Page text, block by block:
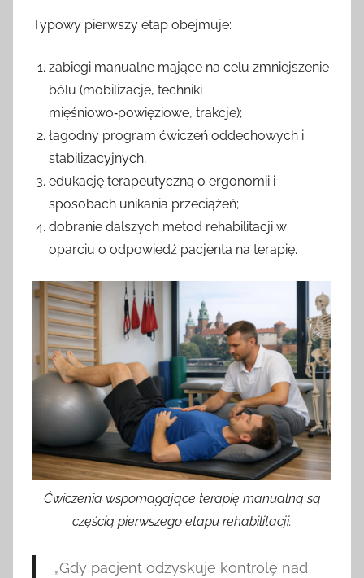
Typowy pierwszy etap obejmuje:
zabiegi manualne mające na celu zmniejszenie
bólu (mobilizacje, techniki
mięśniowo‑powięziowe, trakcje);
łagodny program ćwiczeń oddechowych i
stabilizacyjnych;
edukację terapeutyczną o ergonomii i
sposobach unikania przeciążeń;
dobranie dalszych metod rehabilitacji w
oparciu o odpowiedź pacjenta na terapię.
Ćwiczenia wspomagające terapię manualną są
częścią pierwszego etapu rehabilitacji.
„Gdy pacjent odzyskuje kontrolę nad